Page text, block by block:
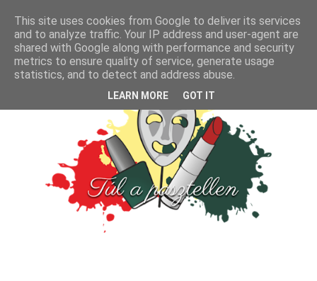
This site uses cookies from Google to deliver its services
and to analyze traffic. Your IP address and user-agent are
shared with Google along with performance and security
metrics to ensure quality of service, generate usage
statistics, and to detect and address abuse.
LEARN MORE GOT IT